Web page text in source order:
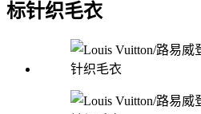
标针织毛衣